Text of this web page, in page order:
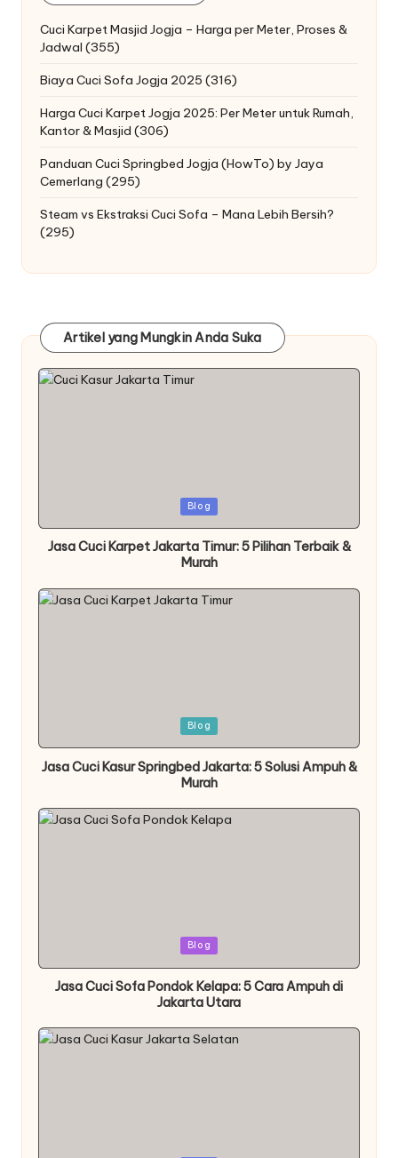
Cuci Karpet Masjid Jogja – Harga per Meter, Proses &
Jadwal (355)
Biaya Cuci Sofa Jogja 2025 (316)
Harga Cuci Karpet Jogja 2025: Per Meter untuk Rumah,
Kantor & Masjid (306)
Panduan Cuci Springbed Jogja (HowTo) by Jaya
Cemerlang (295)
Steam vs Ekstraksi Cuci Sofa – Mana Lebih Bersih?
(295)
Artikel yang Mungkin Anda Suka
Blog
Jasa Cuci Karpet Jakarta Timur: 5 Pilihan Terbaik &
Murah
Blog
Jasa Cuci Kasur Springbed Jakarta: 5 Solusi Ampuh &
Murah
Blog
Jasa Cuci Sofa Pondok Kelapa: 5 Cara Ampuh di
Jakarta Utara